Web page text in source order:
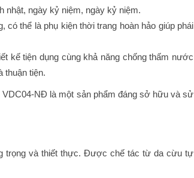
nhật, ngày kỷ niệm, ngày kỷ niệm.
thể là phụ kiện thời trang hoàn hảo giúp phái
kế tiện dụng cùng khả năng chống thấm nước
thuận tiện.
NĐ là một sản phẩm đáng sở hữu và sử
trọng và thiết thực. Được chế tác từ da cừu tự